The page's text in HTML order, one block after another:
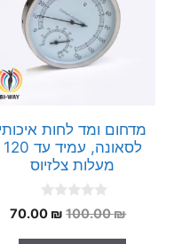
מדחום ומד לחות איכותי
לסאונה, עמיד עד 120
מעלות צלזיוס
0
o
100.00₪
המחיר
70.00 ₪